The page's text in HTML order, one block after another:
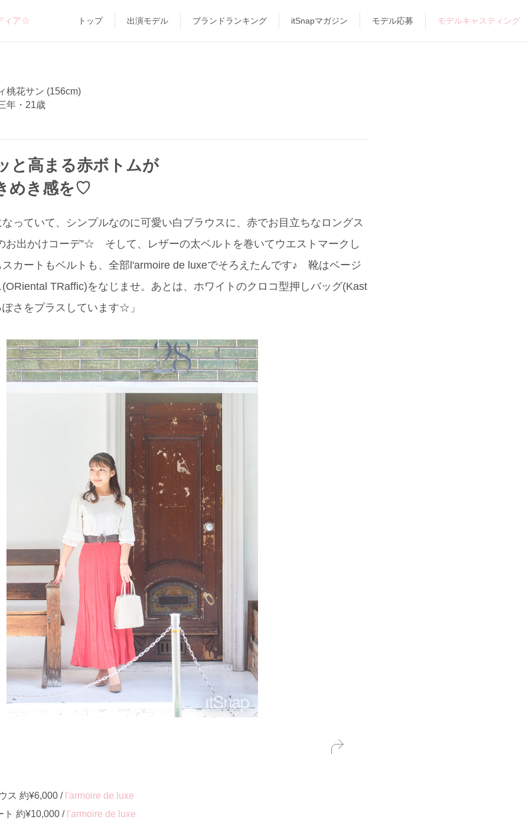
ィア☆ トップ 出演モデル ブランドランキング itSnapマガジン モデル応募 モデルキャスティング
桃花サン (156cm)
年・21歳
と高まる赤ボトムが
めき感を♡
っていて、シンプルなのに可愛い白ブラウスに、赤でお目立ちなロングス
お出かけコーデ”☆ そして、レザーの太ベルトを巻いてウエストマークし
カートもベルトも、全部l'armoire de luxeでそろえたんです♪ 靴はベージ
TRaffic)をなじませ。あとは、ホワイトのクロコ型押しバッグ(Kast
さをプラスしています☆」
ス 約¥6,000 / l'armoire de luxe
ト 約¥10,000 / l'armoire de luxe